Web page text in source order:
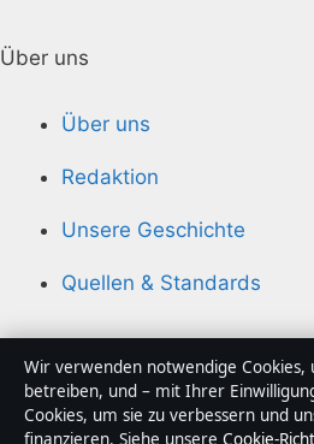
Über uns
Über uns
Redaktion
Unsere Geschichte
Quellen & Standards
Vertrauen & Standards
Redaktionelle Richtlinien
Wir verwenden notwendige Cookies,
betreiben, und – mit Ihrer
Cookies, um sie zu verbessern und
finanzieren. Siehe unsere Cookie-